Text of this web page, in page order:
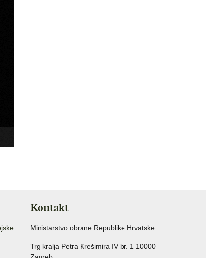
Kontakt
Ministarstvo obrane Republike Hrvatske
Trg kralja Petra Krešimira IV br. 1 10000
Zagreb